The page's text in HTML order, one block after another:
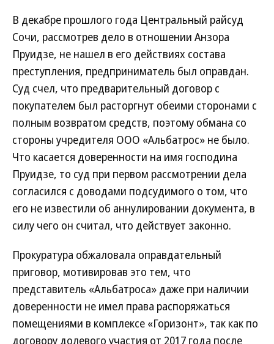
В декабре прошлого года Центральный райсуд
Сочи, рассмотрев дело в отношении Анзора
Пруидзе, не нашел в его действиях состава
преступления, предприниматель был оправдан.
Суд счел, что предварительный договор с
покупателем был расторгнут обеими сторонами с
полным возвратом средств, поэтому обмана со
стороны учредителя ООО «Альбатрос» не было.
Что касается доверенности на имя господина
Пруидзе, то суд при первом рассмотрении дела
согласился с доводами подсудимого о том, что
его не известили об аннулировании документа, в
силу чего он считал, что действует законно.
Прокуратура обжаловала оправдательный
приговор, мотивировав это тем, что
представитель «Альбатроса» даже при наличии
доверенности не имел права распоряжаться
помещениями в комплексе «Горизонт», так как по
договору долевого участия от 2017 года после